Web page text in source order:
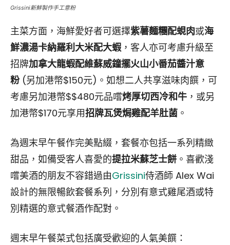
Grissini新鮮製作手工意粉
主菜方面，海鮮愛好者可選擇紫薯麵糰配蜆肉或海
鮮濃湯卡納羅利大米配大蝦 ，客人亦可考慮升級至
招牌加拿大龍蝦配維蘇威鐘擺火山小番茄醬汁意
粉 (另加港幣$150元)。如想二人共享滋味肉饌，可
考慮另加港幣$$480元品嚐烤厚切西冷和牛 ，或另
加港幣$170元享用招牌瓦煲焗雞配羊肚菌 。
為週末早午餐作完美點綴，套餐亦包括一系列精緻
甜品，如備受客人喜愛的提拉米蘇芝士餅 。喜歡淺
嚐美酒的朋友不容錯過由Grissini侍酒師 Alex Wai
設計的無限暢飲套餐系列，分別有意式雞尾酒或特
別精選的意式餐酒作配對。
週末早午餐菜式包括廣受歡迎的人氣美饌：